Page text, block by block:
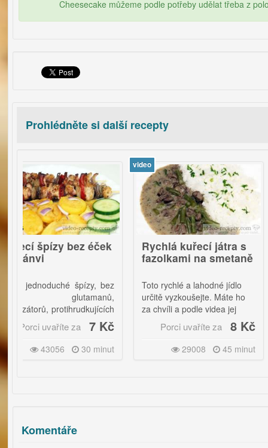
Cheesecake můžeme podle potřeby udělat třeba z
Prohlédněte si další recepty
bez éček
špízy, bez
protihrudkujících
servírujeme s
a hořčicí nebo
s bramborem,
anglickou
za 7 Kč
30 minut
Rychlá kuřecí játra s
fazolkami na smetaně
Toto rychlé a lahodné jídlo
určitě vyzkoušejte. Máte ho
za chvíli a podle videa jej
zvládnete úplně hravě.
Porci uvaříte za 8 Kč
45 minut
video
8
Komentáře